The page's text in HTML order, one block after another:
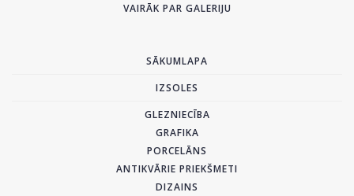
VAIRĀK PAR GALERIJU
SĀKUMLAPA
IZSOLES
GLEZNIECĪBA
GRAFIKA
PORCELĀNS
ANTIKVĀRIE PRIEKŠMETI
DIZAINS